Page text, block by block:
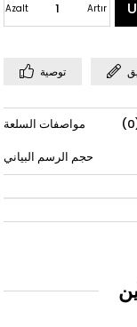
Artır
Azalt
توصية
مواصفات السلعة
حجم الرسم البياني